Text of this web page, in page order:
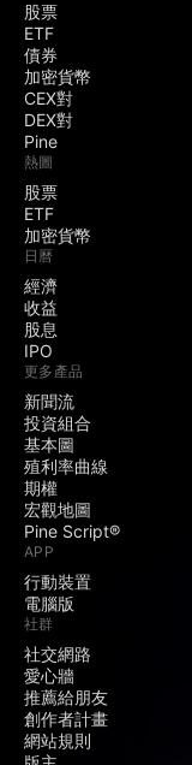
股票
ETF
債券
加密貨幣
CEX對
DEX對
Pine
熱圖
股票
ETF
加密貨幣
日曆
經濟
收益
股息
IPO
更多產品
新聞流
投資組合
基本圖
殖利率曲線
期權
宏觀地圖
Pine Script®
APP
行動裝置
電腦版
社群
社交網路
愛心牆
推薦給朋友
創作者計畫
網站規則